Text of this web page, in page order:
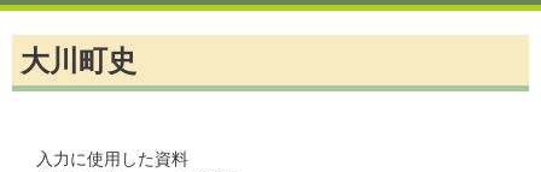
大川町史
入力に使用した資料